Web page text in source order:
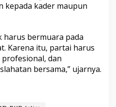
kepada kader maupun
harus bermuara pada
Karena itu, partai harus
dan
bersama,” ujarnya.